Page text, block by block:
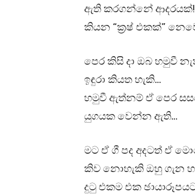
ඇති කරගන්නේ ආදරයක්!
කියන “ක්‍රෂ් එකක්”
පෙර කිසි දා ඔබ හමුවී
ඉඳුරා කියත හැකි…
හමුවී ඇත්නම් ඒ පෙර
යුගයක වෙන්න ඇති…
මට ඒ ගී පද අදටත් ඒ
කිව නොහැකි ඔහු ගැන
දුටු එකම එක